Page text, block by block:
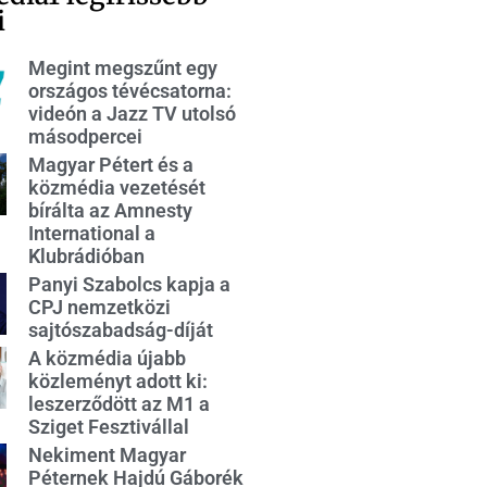
Megint megszűnt egy
országos tévécsatorna:
videón a Jazz TV utolsó
másodpercei
Magyar Pétert és a
közmédia vezetését
bírálta az Amnesty
International a
Klubrádióban
Panyi Szabolcs kapja a
CPJ nemzetközi
sajtószabadság-díját
A közmédia újabb
közleményt adott ki:
leszerződött az M1 a
Sziget Fesztivállal
Nekiment Magyar
Péternek Hajdú Gáborék